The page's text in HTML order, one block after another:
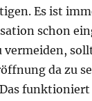
Es ist
schon
vermeiden,
da zu
Das